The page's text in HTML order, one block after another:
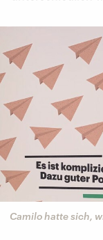
Camilo hatte sich,